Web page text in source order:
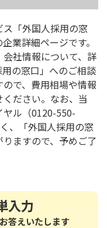
「外国人採用の窓
業詳細ページです。
社情報について、詳
の窓口」へのご相談
で、費用相場や情報
ださい。なお、当
ル（0120-550-
、「外国人採用の窓
ますので、予めご了
入力
答えいたします